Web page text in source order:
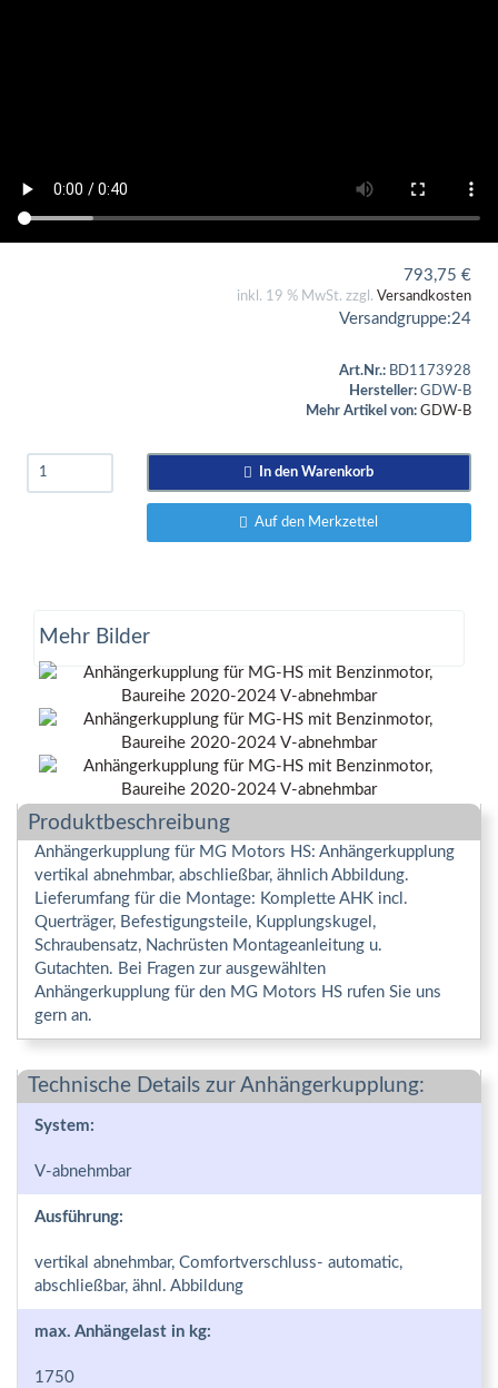
793,75 €
inkl. 19 % MwSt. zzgl. Versandkosten
Versandgruppe:24
Art.Nr.: BD1173928
Hersteller: GDW-B
Mehr Artikel von: GDW-B
In den Warenkorb
Auf den Merkzettel
Mehr Bilder
Produktbeschreibung
Anhängerkupplung für MG Motors HS: Anhängerkupplung
vertikal abnehmbar, abschließbar, ähnlich Abbildung.
Lieferumfang für die Montage: Komplette AHK incl.
Querträger, Befestigungsteile, Kupplungskugel,
Schraubensatz, Nachrüsten Montageanleitung u.
Gutachten. Bei Fragen zur ausgewählten
Anhängerkupplung für den MG Motors HS rufen Sie uns
gern an.
Technische Details zur Anhängerkupplung:
System:
V-abnehmbar
Ausführung:
vertikal abnehmbar, Comfortverschluss- automatic,
abschließbar, ähnl. Abbildung
max. Anhängelast in kg:
1750